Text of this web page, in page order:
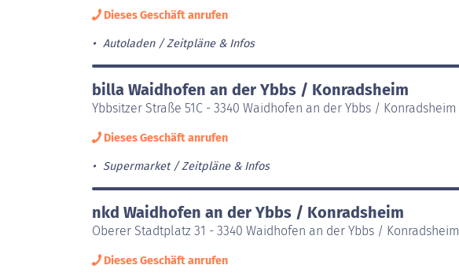
Dieses Geschäft anrufen
Autoladen Zeitpläne & Infos
billa Waidhofen an der Ybbs / Konradsheim
Ybbsitzer Straße 51C - 3340 Waidhofen an der Ybbs / Konradsheim
Dieses Geschäft anrufen
Supermarket Zeitpläne & Infos
nkd Waidhofen an der Ybbs / Konradsheim
Oberer Stadtplatz 31 - 3340 Waidhofen an der Ybbs / Konradsheim
Dieses Geschäft anrufen